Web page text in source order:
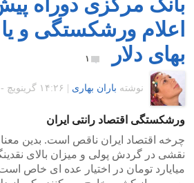
اعلام ورشکستگی و
بهای دلار
۱
نوشته باران بهاری ۱۴:۲۶ گرينويچ - شنبه ۲۰ خرداد ۱۳۹۶
ورشکستگی اقتصاد رانتی ایران
چرخه اقتصاد ایران ناقص است. بدین
نقشی در گردش پولی و میزان بالای
میایارد تومان در اختیار عده ای خاص است